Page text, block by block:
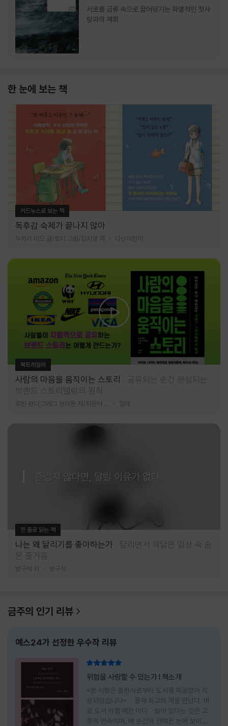
서로를 급류 속으로 끌어당기는 파멸적인 첫사
랑과의 재회
한 눈에 보는 책
카드뉴스로 보는 책
독후감 숙제가 끝나지 않아
누카가 미오 글/토티 그림/김지영 역 다산어린이
북트레일러
사람의 마음을 움직이는 스토리
공유되는 순간 완성되는
브랜드 스토리텔링의 원칙
알레
즐겁지 않다면, 달릴 이유가 없다
한 줄로 읽는 책
나는 왜 달리기를 좋아하는가
달리면서 깨달은 일상 속 숨
은 즐거움
방구석 저 방구석
금주의 인기 리뷰
예스24가 선정한 우수작 리뷰
위험을 사랑할 수 있는가 l 책소개
*본 서평은 출판사로부터 도서를 제공받아 작
성되었습니다* 올해 최고의 책을 만났다. 바
로 도서 위험 예찬 이다. 살아 있다는 것은 고
통의 연속이며, 매 순간의 선택은 눈에 보이지